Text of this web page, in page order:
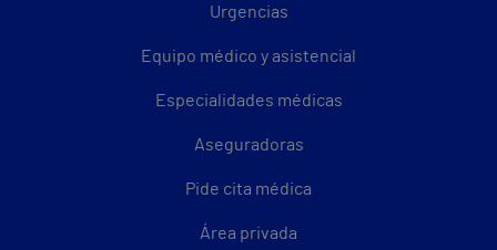
Urgencias
Equipo médico y asistencial
Especialidades médicas
Aseguradoras
Pide cita médica
Área privada